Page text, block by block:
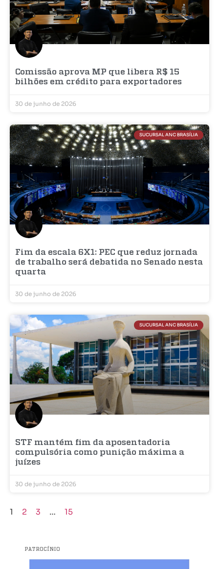
Comissão aprova MP que libera R$ 15
bilhões em crédito para exportadores
30 de junho de 2026
SUCURSAL ANC BRASÍLIA
Fim da escala 6X1: PEC que reduz jornada
de trabalho será debatida no Senado nesta
quarta
30 de junho de 2026
SUCURSAL ANC BRASÍLIA
STF mantém fim da aposentadoria
compulsória como punição máxima a
juízes
30 de junho de 2026
1 2 3 … 15
PATROCÍNIO